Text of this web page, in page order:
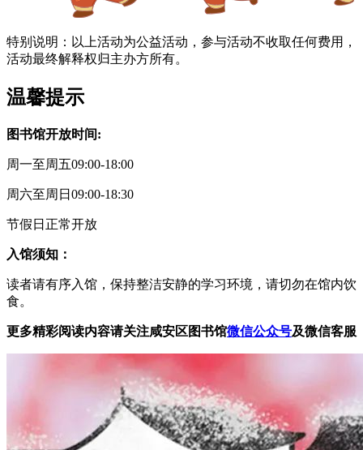
特别说明：以上活动为公益活动，参与活动不收取任何费用，
活动最终解释权归主办方所有。
温馨提示
图书馆开放时间:
周一至周五09:00-18:00
周六至周日09:00-18:30
节假日正常开放
入馆须知：
读者请有序入馆，保持整洁安静的学习环境，请切勿在馆内饮
食。
更多精彩阅读内容请关注咸安区图书馆微信公众号及微信客服